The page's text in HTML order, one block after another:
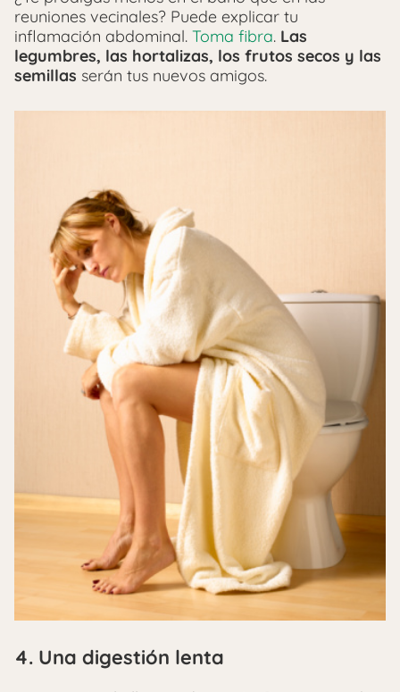
reuniones vecinales? Puede explicar tu
inflamación abdominal. Toma fibra. Las
legumbres, las hortalizas, los frutos secos y las
semillas serán tus nuevos amigos.
​4. Una digestión lenta